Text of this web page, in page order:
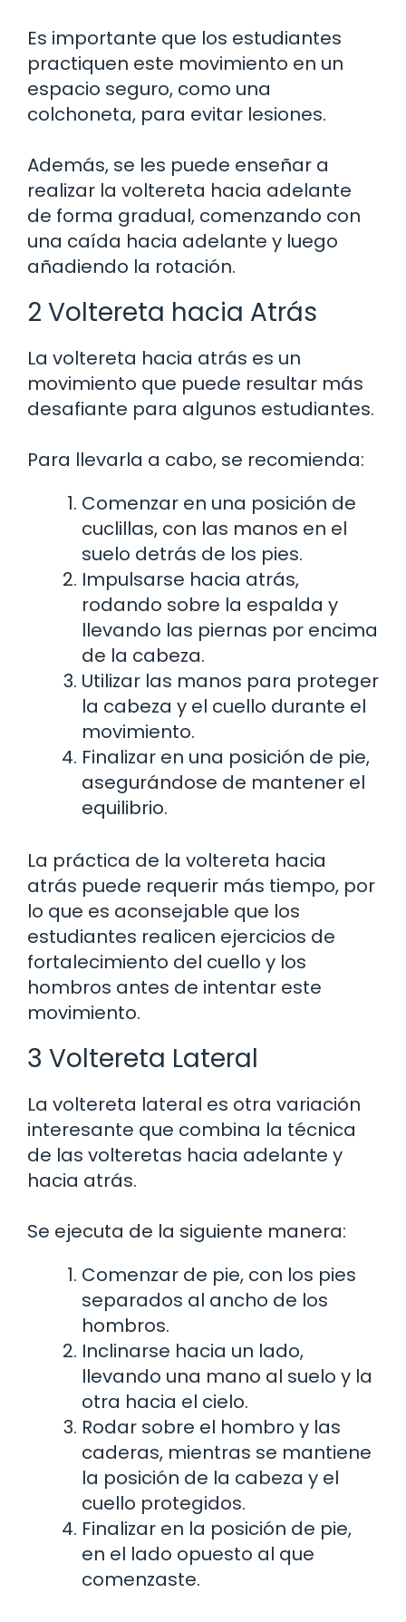
Es importante que los estudiantes
practiquen este movimiento en un
espacio seguro, como una
colchoneta, para evitar lesiones.
Además, se les puede enseñar a
realizar la voltereta hacia adelante
de forma gradual, comenzando con
una caída hacia adelante y luego
añadiendo la rotación.
2 Voltereta hacia Atrás
La voltereta hacia atrás es un
movimiento que puede resultar más
desafiante para algunos estudiantes.
Para llevarla a cabo, se recomienda:
Comenzar en una posición de
cuclillas, con las manos en el
suelo detrás de los pies.
Impulsarse hacia atrás,
rodando sobre la espalda y
llevando las piernas por encima
de la cabeza.
Utilizar las manos para proteger
la cabeza y el cuello durante el
movimiento.
Finalizar en una posición de pie,
asegurándose de mantener el
equilibrio.
La práctica de la voltereta hacia
atrás puede requerir más tiempo, por
lo que es aconsejable que los
estudiantes realicen ejercicios de
fortalecimiento del cuello y los
hombros antes de intentar este
movimiento.
3 Voltereta Lateral
La voltereta lateral es otra variación
interesante que combina la técnica
de las volteretas hacia adelante y
hacia atrás.
Se ejecuta de la siguiente manera:
Comenzar de pie, con los pies
separados al ancho de los
hombros.
Inclinarse hacia un lado,
llevando una mano al suelo y la
otra hacia el cielo.
Rodar sobre el hombro y las
caderas, mientras se mantiene
la posición de la cabeza y el
cuello protegidos.
Finalizar en la posición de pie,
en el lado opuesto al que
comenzaste.